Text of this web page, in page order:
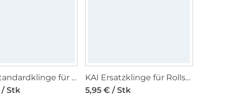
Prym Standardklinge für Rollschneider Ergonomics 45 mm
/ Stk
KAI Ersatzklinge für Rollschneider, Ø 45 mm
5,95 € / Stk